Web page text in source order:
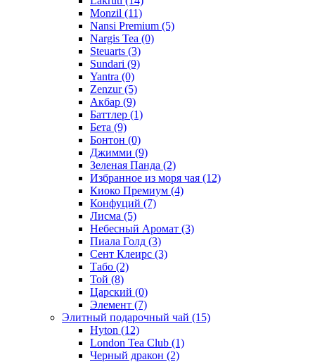
Monzil (11)
Nansi Premium (5)
Nargis Tea (0)
Steuarts (3)
Sundari (9)
Yantra (0)
Zenzur(5)
Акбар (9)
Баттлер (1)
Бета (9)
Бонтон (0)
Джимми (9)
Зеленая Панда (2)
Избранное из моря чая (12)
Киоко Премиум (4)
Конфуций (7)
Лисма (5)
Небесный Аромат (3)
Пиала Голд (3)
Сент Клеирс (3)
Табо (2)
Той (8)
Царский (0)
Элемент (7)
Элитный подарочный чай (15)
Hyton (12)
London Tea Club (1)
Черный дракон (2)